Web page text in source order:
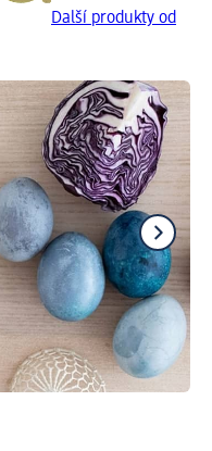
Další produkty od